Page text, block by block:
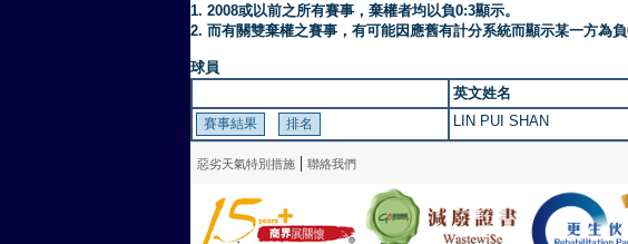
1. 2008或以前之所有賽事，棄權者均以負0:3顯示。
2. 而有關雙棄權之賽事，有可能因應舊有計分系統而顯示某一方為
球員
英文姓名
LIN PUI SHAN